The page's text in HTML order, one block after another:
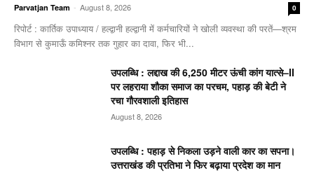
Parvatjan Team - August 8, 2026 0
रिपोर्ट : कार्तिक उपाध्याय / हल्द्वानी हल्द्वानी में कर्मचारियों ने खोली व्यवस्था की परतें—श्रम
विभाग से कुमाऊँ कमिश्नर तक गुहार का दावा, फिर भी...
उपलब्धि : लद्दाख की 6,250 मीटर ऊंची कांग यात्से–II
पर लहराया शौका समाज का परचम, पहाड़ की बेटी ने
रचा गौरवशाली इतिहास
August 8, 2026
उपलब्धि : पहाड़ से निकला उड़ने वाली कार का सपना।
उत्तराखंड की प्रतिभा ने फिर बढ़ाया प्रदेश का मान